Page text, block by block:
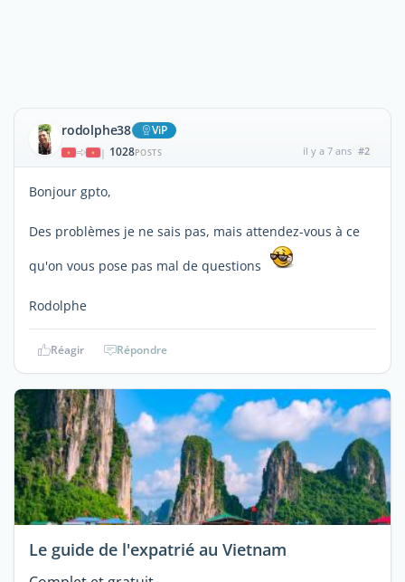
rodolphe38 ViP
| 1028POSTS il y a 7 ans #2
Bonjour gpto,
Des problèmes je ne sais pas, mais attendez-vous à ce
qu'on vous pose pas mal de questions
Rodolphe
Réagir Répondre
Le guide de l'expatrié au Vietnam